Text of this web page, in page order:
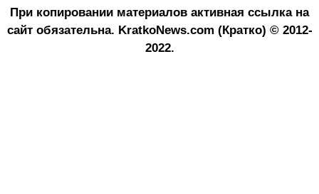
При копировании материалов активная ссылка на
сайт обязательна. KratkoNews.com (Кратко) © 2012-
2022.